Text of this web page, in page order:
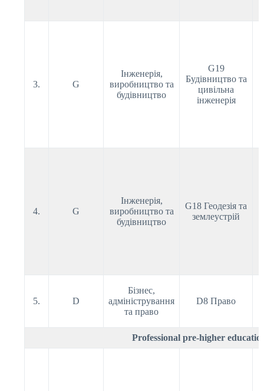
3. G
Інженерія,
виробництво та
будівництво
G19
Будівництво та
цивільна
інженерія
4. G
Інженерія,
виробництво та
будівництво
G18 Геодезія та
землеустрій
5. D
Бізнес,
адміністрування
та право
D8 Право
Professional pre-higher